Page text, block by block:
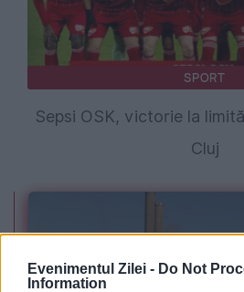
Evenimentul Zilei - Do Not
Information
SPORT
Sepsi OSK, victorie la
Cluj